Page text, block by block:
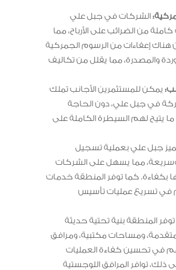
الشركات في جبل علي
من الضرائب على الأرباح، مما
هناك إعفاءات من الرسوم الجمركية
والمصدرة، مما يقلل من تكاليف
يمكن للمستثمرين الأجانب تملك
في جبل علي، دون الحاجة
يتيح لهم السيطرة الكاملة على
جبل علي بعملية تسجيل
مما يسهل على الشركات
بكفاءة. كما توفر المنطقة خدمات
تسريع عمليات تأسيس
توفر المنطقة بنية تحتية حديثة
ومساحات مكتبية، ومرافق
في تحسين كفاءة العمليات
ذلك، توافر المرافق اللوجستية